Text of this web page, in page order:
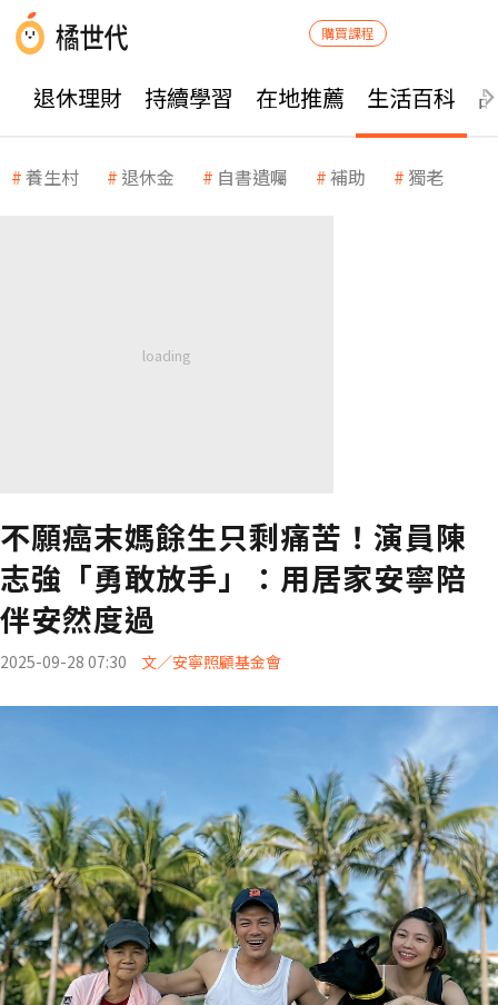
購買課程
退休理財 持續學習 在地推薦 生活百科
養生村 退休金 自書遺囑 補助 獨老
不願癌末媽餘生只剩痛苦！演員陳
志強「勇敢放手」：用居家安寧陪
伴安然度過
2025-09-28 07:30 文／安寧照顧基金會